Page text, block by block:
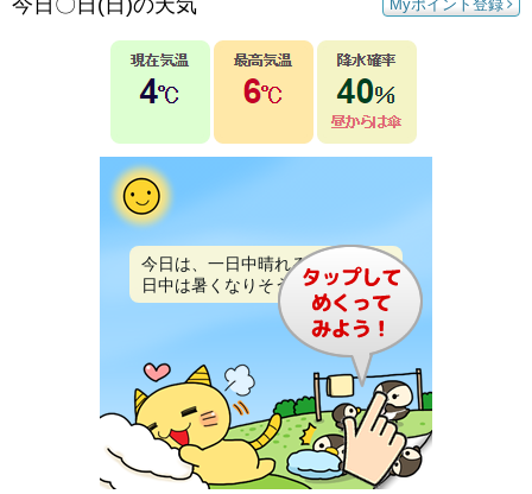
Myポイント登録
今日〇日(日)の天気
今日は、一日中晴れるでしょう。
日中は暑くなりそうです。